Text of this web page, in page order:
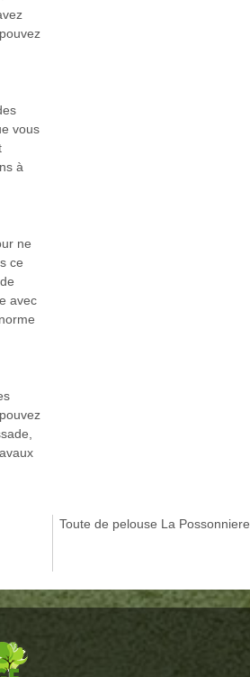
vous
à
ne
ce
avec
Toute de pelouse La Possonniere